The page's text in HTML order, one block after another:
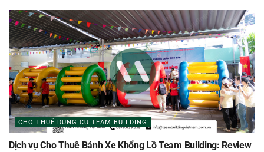
CHO THUÊ DỤNG CỤ TEAM BUILDING
Dịch vụ Cho Thuê Bánh Xe Khổng Lồ Team Building: Review